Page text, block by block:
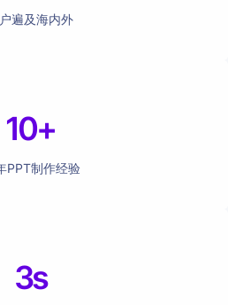
遍及海内外
10+
PPT制作经验
3s